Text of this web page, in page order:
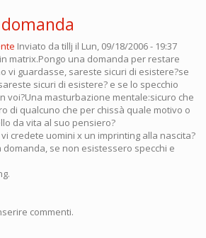
Inviato da tillj il Lun, 09/18/2006 - 19:37
matrix.Pongo una domanda per restare
vi guardasse, sareste sicuri di esistere?se
sicuri di esistere? e se lo specchio
voi?Una masturbazione mentale:sicuro che
di qualcuno che per chissà quale motivo o
da vita al suo pensiero?
credete uomini x un imprinting alla nascita?
se non esistessero specchi e
commenti.